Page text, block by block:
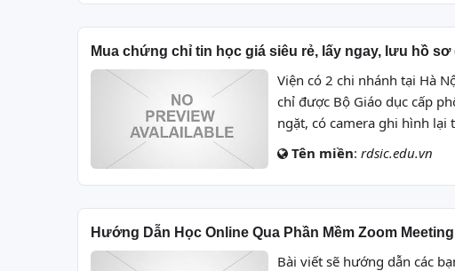
Mua chứng chỉ tin học giá siêu rẻ, lấy ngay, lưu hồ sơ
Viện có 2 chi nhánh tại Hà
chỉ được Bộ Giáo dục cấp
ngặt, có camera ghi hình
Tên miền: rdsic.edu.vn
Hướng Dẫn Học Online Qua Phần Mềm Zoom Meeting
Bài viết sẽ hướng dẫn các